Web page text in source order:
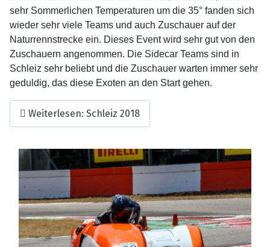
sehr Sommerlichen Temperaturen um die 35° fanden sich
wieder sehr viele Teams und auch Zuschauer auf der
Naturrennstrecke ein. Dieses Event wird sehr gut von den
Zuschauern angenommen. Die Sidecar Teams sind in
Schleiz sehr beliebt und die Zuschauer warten immer sehr
geduldig, das diese Exoten an den Start gehen.
Weiterlesen: Schleiz 2018